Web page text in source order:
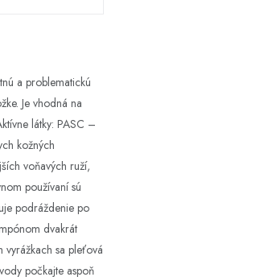
a problematickú
Je vhodná na
látky: PASC –
kožných
voňavých ruží,
používaní sú
podráždenie po
dvakrát
vyrážkach sa pleťová
počkajte aspoň